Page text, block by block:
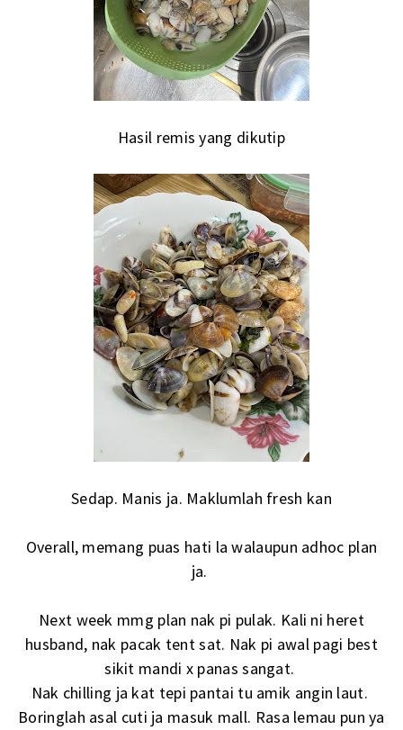
Hasil remis yang dikutip
Sedap. Manis ja. Maklumlah fresh kan
Overall, memang puas hati la walaupun adhoc plan
ja.
Next week mmg plan nak pi pulak. Kali ni heret
husband, nak pacak tent sat. Nak pi awal pagi best
sikit mandi x panas sangat.
Nak chilling ja kat tepi pantai tu amik angin laut.
Boringlah asal cuti ja masuk mall. Rasa lemau pun ya